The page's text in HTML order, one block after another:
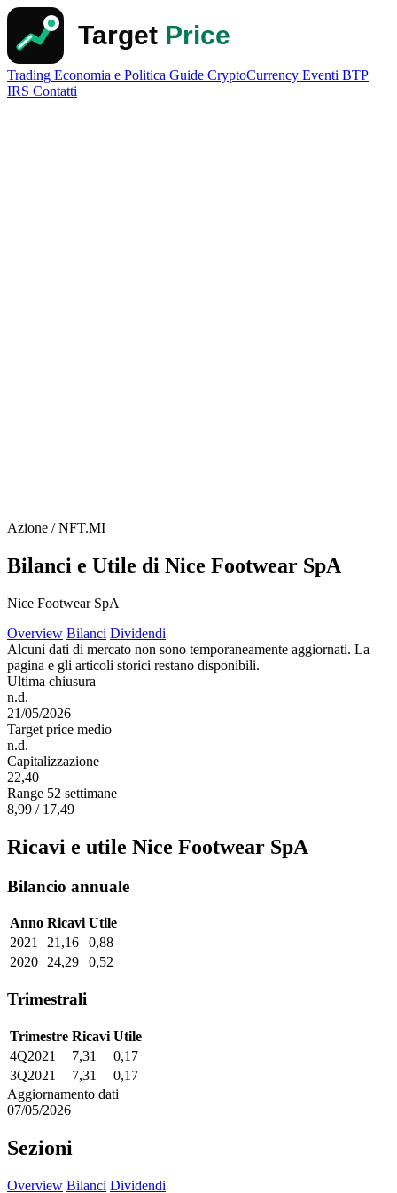
Trading Economia e Politica Guide CryptoCurrency Eventi BTP
IRS Contatti
Azione / NFT.MI
Bilanci e Utile di Nice Footwear SpA
Nice Footwear SpA
Overview Bilanci Dividendi
Alcuni dati di mercato non sono temporaneamente aggiornati. La
pagina e gli articoli storici restano disponibili.
Ultima chiusura
n.d.
21/05/2026
Target price medio
n.d.
Capitalizzazione
22,40
Range 52 settimane
8,99 / 17,49
Ricavi e utile Nice Footwear SpA
Bilancio annuale
Anno Ricavi Utile
2021
21,16
0,88
2020
24,29 0,52
Trimestrali
Trimestre Ricavi Utile
4Q2021
7,31
0,17
3Q2021
7,31
0,17
Aggiornamento dati
07/05/2026
Sezioni
Overview Bilanci Dividendi